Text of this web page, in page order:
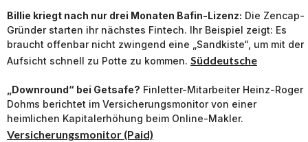
Billie kriegt nach nur drei Monaten Bafin-Lizenz: Die Zencap-
Gründer starten ihr nächstes Fintech. Ihr Beispiel zeigt: Es
braucht offenbar nicht zwingend eine „Sandkiste“, um mit der
Aufsicht schnell zu Potte zu kommen. Süddeutsche
„Downround“ bei Getsafe? Finletter-Mitarbeiter Heinz-Roger
Dohms berichtet im Versicherungsmonitor von einer
heimlichen Kapitalerhöhung beim Online-Makler.
Versicherungsmonitor (Paid)